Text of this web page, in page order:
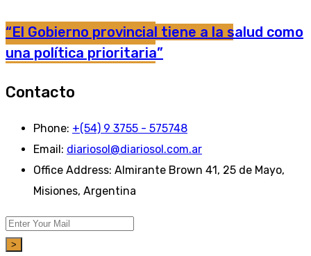
“El Gobierno provincial tiene a la salud como
una política prioritaria”
Contacto
Phone: +(54) 9 3755 - 575748
Email: diariosol@diariosol.com.ar
Office Address: Almirante Brown 41, 25 de Mayo,
Misiones, Argentina
>